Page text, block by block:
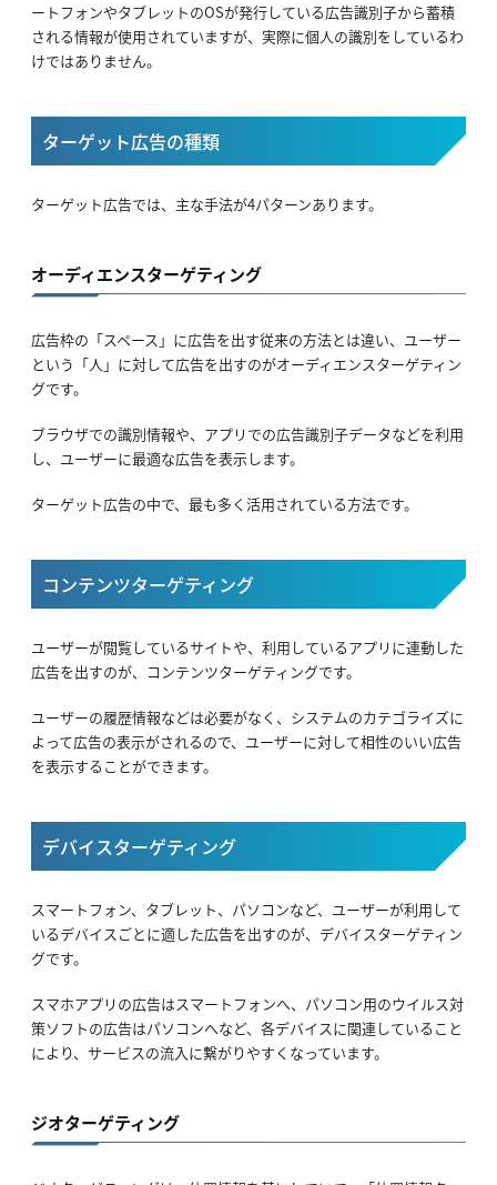
ートフォンやタブレットのOSが発行している広告識別子から蓄積
される情報が使用されていますが、実際に個人の識別をしているわ
けではありません。
ターゲット広告の種類
ターゲット広告では、主な手法が4パターンあります。
オーディエンスターゲティング
広告枠の「スペース」に広告を出す従来の方法とは違い、ユーザー
という「人」に対して広告を出すのがオーディエンスターゲティン
グです。
ブラウザでの識別情報や、アプリでの広告識別子データなどを利用
し、ユーザーに最適な広告を表示します。
ターゲット広告の中で、最も多く活用されている方法です。
コンテンツターゲティング
ユーザーが閲覧しているサイトや、利用しているアプリに連動した
広告を出すのが、コンテンツターゲティングです。
ユーザーの履歴情報などは必要がなく、システムのカテゴライズに
よって広告の表示がされるので、ユーザーに対して相性のいい広告
を表示することができます。
デバイスターゲティング
スマートフォン、タブレット、パソコンなど、ユーザーが利用して
いるデバイスごとに適した広告を出すのが、デバイスターゲティン
グです。
スマホアプリの広告はスマートフォンへ、パソコン用のウイルス対
策ソフトの広告はパソコンへなど、各デバイスに関連していること
により、サービスの流入に繋がりやすくなっています。
ジオターゲティング